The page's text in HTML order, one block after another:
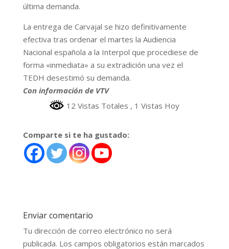
última demanda.
La entrega de Carvajal se hizo definitivamente
efectiva tras ordenar el martes la Audiencia
Nacional española a la Interpol que procediese de
forma «inmediata» a su extradición una vez el
TEDH desestimó su demanda.
Con información de VTV
12 Vistas Totales , 1 Vistas Hoy
Comparte si te ha gustado:
Enviar comentario
Tu dirección de correo electrónico no será
publicada. Los campos obligatorios están marcados